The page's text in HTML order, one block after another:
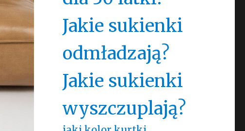
Jakie sukienki
odmładzają?
Jakie sukienki
wyszczuplają?